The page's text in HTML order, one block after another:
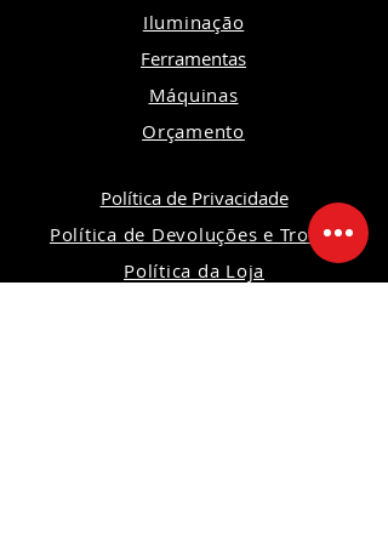
Iluminação
Ferramentas
Máquinas
Orçamento
Política de Privacidade
Política de Devoluções e Trocas
Política da Loja